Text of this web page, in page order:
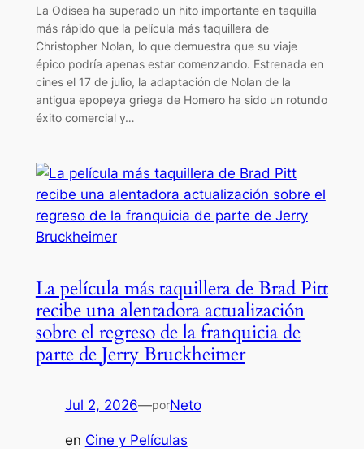
La Odisea ha superado un hito importante en taquilla
más rápido que la película más taquillera de
Christopher Nolan, lo que demuestra que su viaje
épico podría apenas estar comenzando. Estrenada en
cines el 17 de julio, la adaptación de Nolan de la
antigua epopeya griega de Homero ha sido un rotundo
éxito comercial y…
La película más taquillera de Brad Pitt
recibe una alentadora actualización
sobre el regreso de la franquicia de
parte de Jerry Bruckheimer
Jul 2, 2026—porNeto
en Cine y Películas